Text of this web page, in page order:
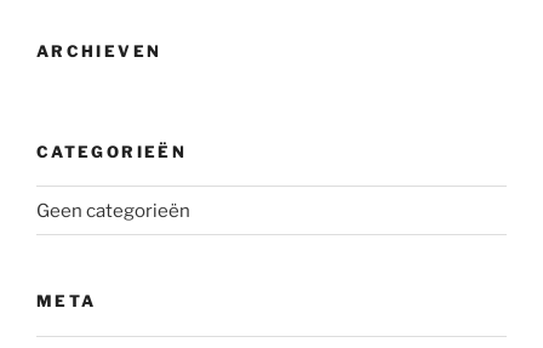
ARCHIEVEN
CATEGORIEËN
Geen categorieën
META